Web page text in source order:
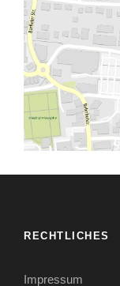
RECHTLICHES
Impressum